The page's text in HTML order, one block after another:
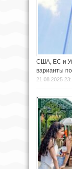
США, ЕС и
варианты
21.08.2025